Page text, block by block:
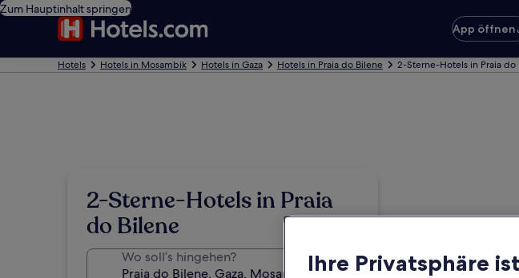
Zum Hauptinhalt springen
App öffnen
Hotels Hotels in Mosambik Hotels in Gaza Hotels in Praia do Bilene 2-Sterne-Hotels in Praia do
2-Sterne-Hotels in Praia
do Bilene
Wo soll’s hingehen? Ihre Privatsphäre